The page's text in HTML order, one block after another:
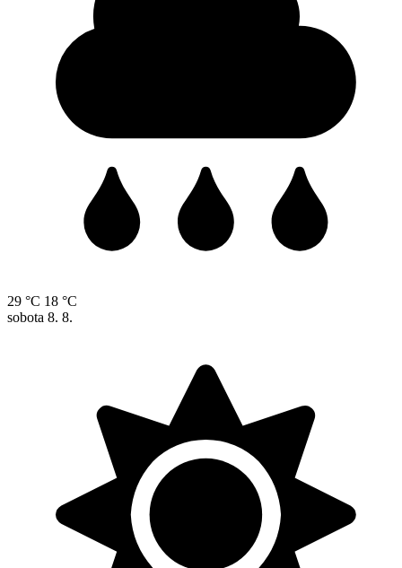
29 °C 18 °C
sobota 8. 8.